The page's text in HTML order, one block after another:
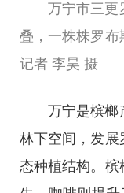
万宁市三更
叠，一株株罗布
记者 李昊 摄
万宁是槟榔
林下空间，发展
态种植结构。槟